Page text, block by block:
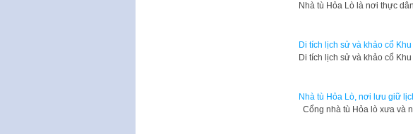
Nhà tù Hỏa Lò là nơi thực
Di tích lịch sử và khảo cổ
​Di tích lịch sử và khảo cổ
Nhà tù Hỏa Lò, nơi lưu giữ
Cổng nhà tù Hỏa lò xưa và